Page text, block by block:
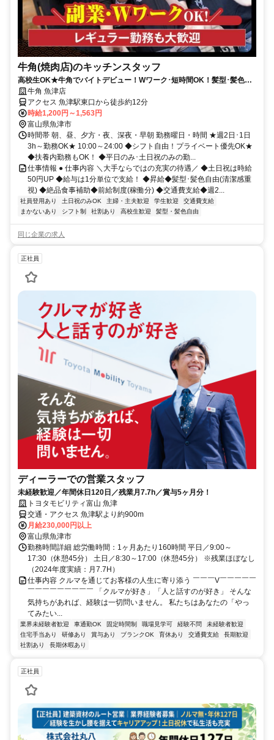
牛角(焼肉店)のキッチンスタッフ
高校生OK★牛角でバイトデビュー！Wワーク･短時間OK！髪型･髪色自
由★食事補助有★履歴書不要
牛角 魚津店
アクセス 魚津駅東口から徒歩約12分
時給1,200円～1,563円
富山県魚津市
時間帯 朝、昼、夕方・夜、深夜・早朝 勤務曜日・時間 ★週2日･1日
3h～勤務OK★ 10:00～24:00 ◆シフト自由！プライベート優先OK★
◆扶養内勤務もOK！ ◆平日のみ･土日祝のみの勤...
仕事情報 ● 仕事内容 ＼大手ならではの充実の待遇／ ◆土日祝は時給
50円UP ◆給与は1分単位で支給！ ◆昇給◆髪型･髪色自由(清潔感重
視) ◆絶品食事補助◆前給制度(稼働分) ◆交通費支給◆週2...
社員登用あり 土日祝のみOK 主婦・主夫歓迎 学生歓迎
交通費支給
まかないあり
シフト制 社割あり 高校生歓迎 髪型・髪色自由
同じ企業の求人
正社員
ディーラーでの営業スタッフ
未経験歓迎／年間休日120日／残業月7.7h／賞与5ヶ月分！
トヨタモビリティ富山 魚津
交通・アクセス 魚津駅より約900m
月給230,000円以上
富山県魚津市
勤務時間詳細 総労働時間：1ヶ月あたり160時間 平日／9:00～
17:30（休憩45分） 土日／8:30～17:00（休憩45分） ※残業ほぼなし
（2024年度実績：月7.7H）
仕事内容 クルマを通じてお客様の人生に寄り添う ￣￣￣V￣￣￣￣￣
￣￣￣￣￣￣￣￣￣ 「クルマが好き」「人と話すのが好き」 そんな
気持ちがあれば、経験は一切問いません。 私たちはあなたの「やっ
てみたい...
業界未経験者歓迎 車通勤OK 固定時間制 職場見学可 経験不問
未経験者歓迎
住宅手当あり
研修あり 賞与あり ブランクOK 育休あり 交通費支給
長期歓迎
社割あり
長期休暇あり
正社員